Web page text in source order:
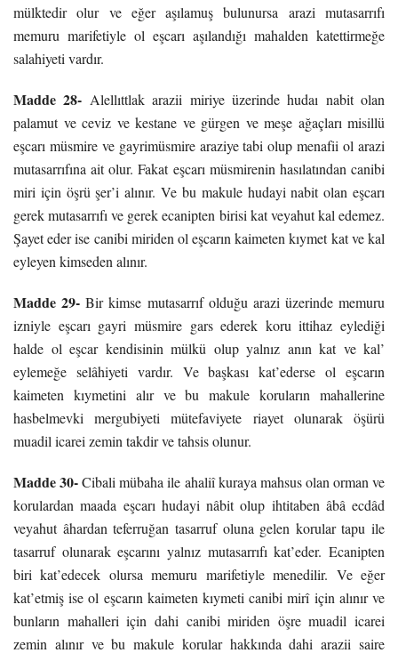
mülktedir olur ve eğer aşılamuş bulunursa arazi mutasarrıfı
memuru marifetiyle ol eşcarı aşılandığı mahalden katettirmeğe
salahiyeti vardır.
Madde 28- Alellıttlak arazii miriye üzerinde hudaı nabit olan
palamut ve ceviz ve kestane ve gürgen ve meşe ağaçları misillü
eşcarı müsmire ve gayrimüsmire araziye tabi olup menafii ol arazi
mutasarrıfına ait olur. Fakat eşcarı müsmirenin hasılatından canibi
miri için öşrü şer’i alınır. Ve bu makule hudayi nabit olan eşcarı
gerek mutasarrıfı ve gerek ecanipten birisi kat veyahut kal edemez.
Şayet eder ise canibi miriden ol eşcarın kaimeten kıymet kat ve kal
eyleyen kimseden alınır.
Madde 29- Bir kimse mutasarrıf olduğu arazi üzerinde memuru
izniyle eşcarı gayri müsmire gars ederek koru ittihaz eylediği
halde ol eşcar kendisinin mülkü olup yalnız anın kat ve kal’
eylemeğe selâhiyeti vardır. Ve başkası kat’ederse ol eşcarın
kaimeten kıymetini alır ve bu makule koruların mahallerine
hasbelmevki mergubiyeti mütefaviyete riayet olunarak öşürü
muadil icarei zemin takdir ve tahsis olunur.
Madde 30-Cibali mübaha ile ahaliî kuraya mahsus olan orman ve
korulardan maada eşcarı hudayi nâbit olup ihtitaben âbâ ecdâd
veyahut âhardan teferruğan tasarruf oluna gelen korular tapu ile
tasarruf olunarak eşcarını yalnız mutasarrıfı kat’eder. Ecanipten
biri kat’edecek olursa memuru marifetiyle menedilir. Ve eğer
kat’etmiş ise ol eşcarın kaimeten kıymeti canibi mirî için alınır ve
bunların mahalleri için dahi canibi miriden öşre muadil icarei
zemin alınır ve bu makule korular hakkında dahi arazii saire